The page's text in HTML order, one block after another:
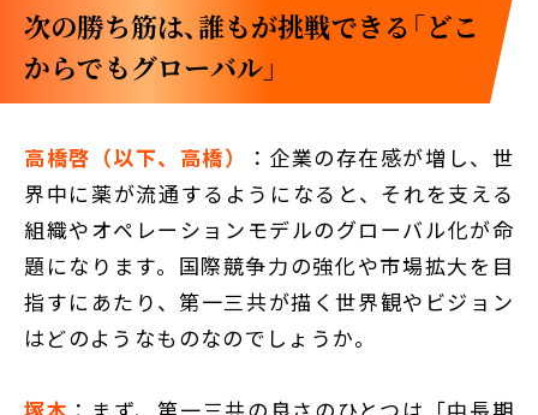
次の勝ち筋は、誰もが挑戦できる「どこ
からでもグローバル」
高橋啓（以下、高橋）
：企業の存在感が増し、世
界中に薬が流通するようになると、それを支える
組織やオペレーションモデルのグローバル化が命
題になります。国際競争力の強化や市場拡大を目
指すにあたり、第一三共が描く世界観やビジョン
はどのようなものなのでしょうか。